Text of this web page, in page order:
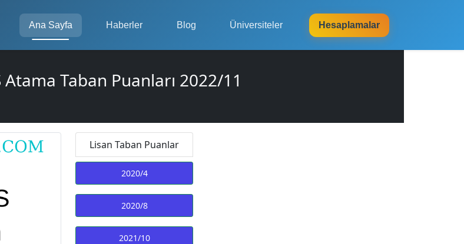
Ana Sayfa Haberler Blog Üniversiteler Hesaplamalar
Atama Taban Puanları 2022/11
Lisan Taban Puanlar
2020/4
2020/8
2021/10